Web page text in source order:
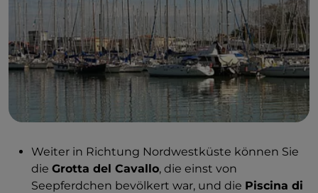
Weiter in Richtung Nordwestküste können Sie
die Grotta del Cavallo, die einst von
Seepferdchen bevölkert war, und die Piscina di